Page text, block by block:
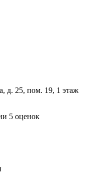
д. 25, пом. 19, 1 этаж
5 оценок